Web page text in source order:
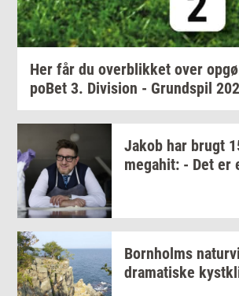
Her får du over­blik­ket over
po­Bet 3. Di­vi­sion - Grund­spil
Jakob har brugt
me­ga­hit: - Det er
Born­holms
dra­ma­ti­ske